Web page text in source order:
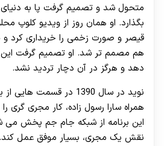
متحول شد و تصمیم گرفت پا به دنیای
بگذارد. او همان روز از ویدیو کلوپ
قیصر و صورت زخمی را خریداری کرد و
هم مصمم تر شد. او تصمیم گرفت این
دهد و هرگز در آن دچار تردید نشد.
نوید در سال 1390 در قسمت
همراه سارا رسول زاده، کار مجری گری
این برنامه از شبکه جام جم پخش می
نقش یک مجری، بسیار موفق عمل